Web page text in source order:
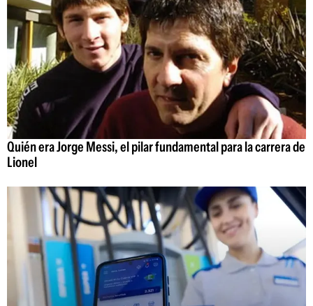
Quién era Jorge Messi, el pilar fundamental para la carrera de
Lionel